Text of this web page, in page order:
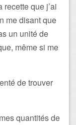
que j’ai
me disant que
un unité de
même si me
de trouver
quantités de